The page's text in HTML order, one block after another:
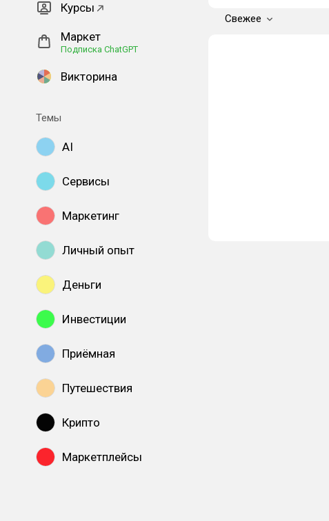
Курсы
Маркет
Подписка ChatGPT
Викторина
Темы
AI
Сервисы
Маркетинг
Личный опыт
Деньги
Инвестиции
Приёмная
Путешествия
Крипто
Маркетплейсы
Свежее